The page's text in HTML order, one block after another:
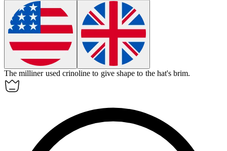
The milliner used crinoline to give shape to the hat's brim.